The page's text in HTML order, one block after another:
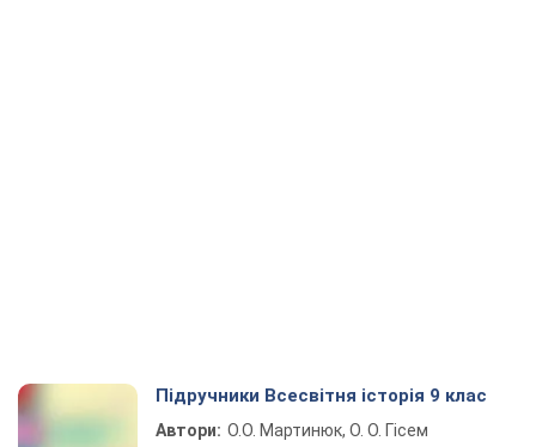
Підручники Всесвітня історія 9 клас
Автори: О.О. Мартинюк, О. О. Гісем